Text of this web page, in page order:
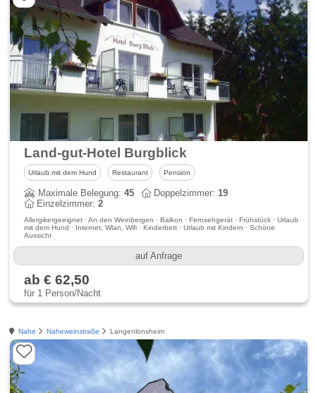
Land-gut-Hotel Burgblick
Urlaub mit dem Hund Restaurant Pension
Maximale Belegung:45 Doppelzimmer:19
Einzelzimmer:2
Allergikergeeignet · An den Weinbergen · Balkon · Fernsehgerät · Frühstück · Urlaub
mit dem Hund · Internet, Wlan, Wifi · Kinderbett · Urlaub mit Kindern · Schöne
Aussicht
auf Anfrage
ab € 62,50
für 1 Person/Nacht
Nahe Naheweinstraße Langenlonsheim